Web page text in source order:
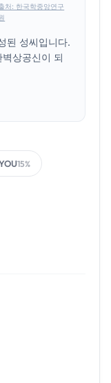
처: 한국학중앙연구
된 성씨입니다.
상공신이 되
15%